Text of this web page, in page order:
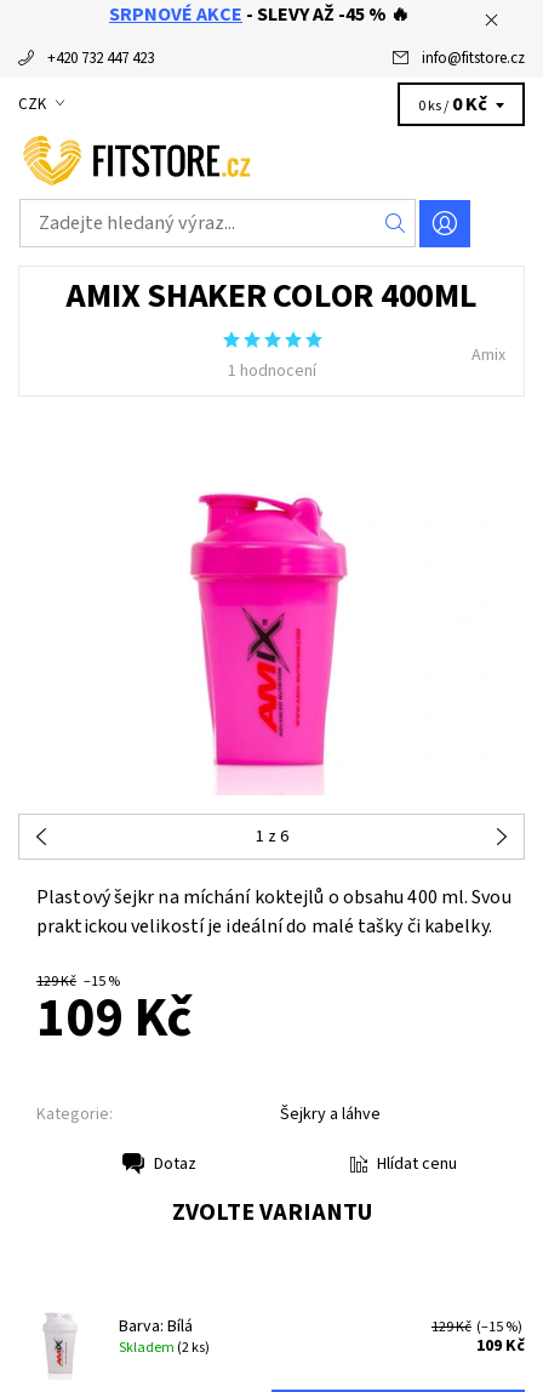
SRPNOVÉ AKCE - SLEVY AŽ -45 % 🔥
+420 732 447 423 info@fitstore.cz
CZK 0 ks / 0 Kč
AMIX SHAKER COLOR 400ML
1 hodnocení
Amix
1 z 6
Plastový šejkr na míchání koktejlů o obsahu 400 ml. Svou
praktickou velikostí je ideální do malé tašky či kabelky.
129 Kč –15 %
109 Kč
Kategorie: Šejkry a láhve
Dotaz Hlídat cenu
ZVOLTE VARIANTU
Barva: Bílá
Skladem (2 ks)
129 Kč (–15 %)
109 Kč